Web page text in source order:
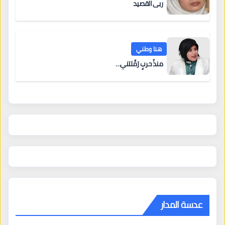
ربى القصيد
هنا وطني
منذُ حربٍ رَمَّلتني…
عدسة المدار